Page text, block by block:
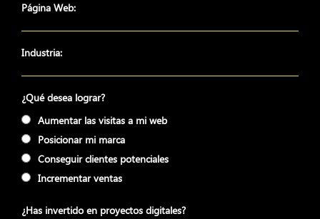
Página Web:
Industria:
¿Qué desea lograr?
Aumentar las visitas a mi web
Posicionar mi marca
Conseguir clientes potenciales
Incrementar ventas
¿Has invertido en proyectos digitales?